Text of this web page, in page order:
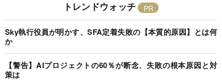
トレンドウォッチ
Sky執行役員が明かす、SFA定着失敗の【本質的原因】とは何
か
【警告】AIプロジェクトの60％が断念、失敗の根本原因と対
策は